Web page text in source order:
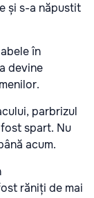
și s-a năpustit
în
devine
parbrizul
spart. Nu
acum.
răniți de mai